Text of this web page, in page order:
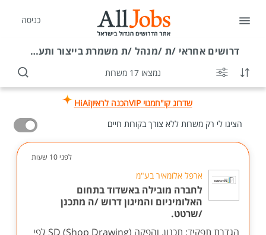
כניסה
דרושים אחראי /ת /מנהל /ת משמרת בייצור ותעשייה בקרית מלאכי
נמצאו 17 משרות
שדרוג קו"חמנוי VIP הכנה לראיוןHiAi
הציגו לי רק משרות ללא צורך בקורות חיים
לפני 10 שעות
ארפל אלומאיר בע"מ
לחברה מובילה באשדוד בתחום
האלומיניום והמיגון דרוש /ה מתכנן
/שרטט.
הגדרת תפקיד: תכנון, והפקה SD (Shop Drawing) לפי